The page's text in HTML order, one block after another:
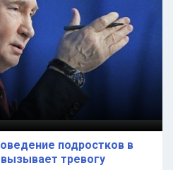
подростков в
тревогу